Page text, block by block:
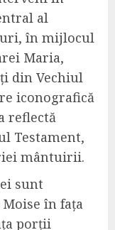
al
în mijlocul
Maria,
din Vechiul
iconografică
reflectă
Testament,
mântuirii.
sunt
în fața
porții